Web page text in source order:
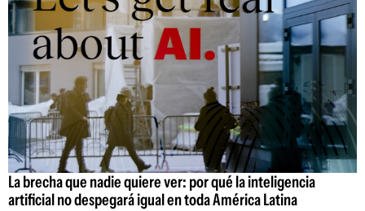
La brecha que nadie quiere ver: por qué la inteligencia
artificial no despegará igual en toda América Latina